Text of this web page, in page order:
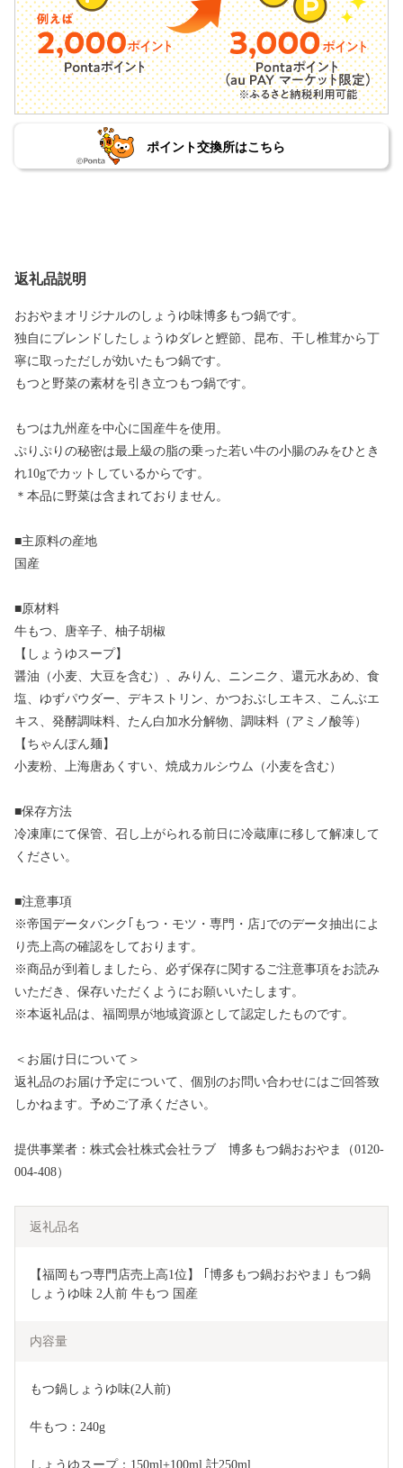
ポイント交換所はこちら
返礼品説明
おおやまオリジナルのしょうゆ味博多もつ鍋です。
独自にブレンドしたしょうゆダレと鰹節、昆布、干し椎茸から丁
寧に取っただしが効いたもつ鍋です。
もつと野菜の素材を引き立つもつ鍋です。
もつは九州産を中心に国産牛を使用。
ぷりぷりの秘密は最上級の脂の乗った若い牛の小腸のみをひとき
れ10gでカットしているからです。
＊本品に野菜は含まれておりません。
■主原料の産地
国産
■原材料
牛もつ、唐辛子、柚子胡椒
【しょうゆスープ】
醤油（小麦、大豆を含む）、みりん、ニンニク、還元水あめ、食
塩、ゆずパウダー、デキストリン、かつおぶしエキス、こんぶエ
キス、発酵調味料、たん白加水分解物、調味料（アミノ酸等）
【ちゃんぽん麺】
小麦粉、上海唐あくすい、焼成カルシウム（小麦を含む）
■保存方法
冷凍庫にて保管、召し上がられる前日に冷蔵庫に移して解凍して
ください。
■注意事項
※帝国データバンク｢もつ・モツ・専門・店｣でのデータ抽出によ
り売上高の確認をしております。
※商品が到着しましたら、必ず保存に関するご注意事項をお読み
いただき、保存いただくようにお願いいたします。
※本返礼品は、福岡県が地域資源として認定したものです。
＜お届け日について＞
返礼品のお届け予定について、個別のお問い合わせにはご回答致
しかねます。予めご了承ください。
提供事業者：株式会社株式会社ラブ 博多もつ鍋おおやま（0120-
004-408）
返礼品名
【福岡もつ専門店売上高1位】 ｢博多もつ鍋おおやま｣ もつ鍋
しょうゆ味 2人前 牛もつ 国産
内容量
もつ鍋しょうゆ味(2人前)
牛もつ：240g
しょうゆスープ：150ml+100ml 計250ml